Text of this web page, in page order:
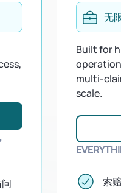
无
Built for
multi-
scale.
索